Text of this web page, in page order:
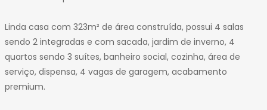
Linda casa com 323m² de área construída, possui 4 salas
sendo 2 integradas e com sacada, jardim de inverno, 4
quartos sendo 3 suítes, banheiro social, cozinha, área de
serviço, dispensa, 4 vagas de garagem, acabamento
premium.